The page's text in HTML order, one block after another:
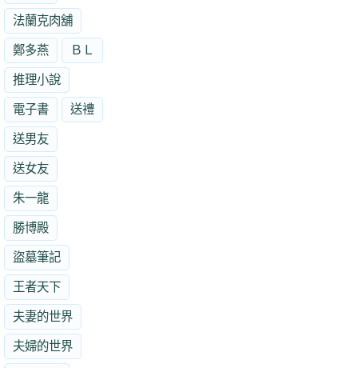
法蘭克肉舖
鄭多燕 ＢＬ
推理小說
電子書 送禮
送男友
送女友
朱一龍
勝博殿
盜墓筆記
王者天下
夫妻的世界
夫婦的世界